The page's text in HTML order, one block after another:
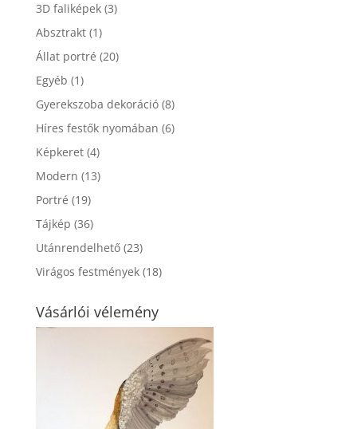
3D faliképek (3)
Absztrakt (1)
Állat portré (20)
Egyéb (1)
Gyerekszoba dekoráció (8)
Híres festők nyomában (6)
Képkeret (4)
Modern (13)
Portré (19)
Tájkép (36)
Utánrendelhető (23)
Virágos festmények (18)
Vásárlói vélemény